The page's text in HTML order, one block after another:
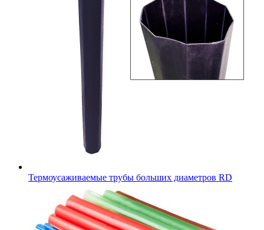
Термоусаживаемые трубы больших диаметров RD